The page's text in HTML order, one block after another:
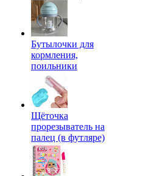
Бутылочки для
кормления,
поильники
Щёточка
прорезыватель на
палец (в футляре)